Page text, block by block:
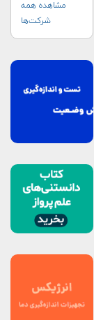
مشاهده همه
شرکت‌ها